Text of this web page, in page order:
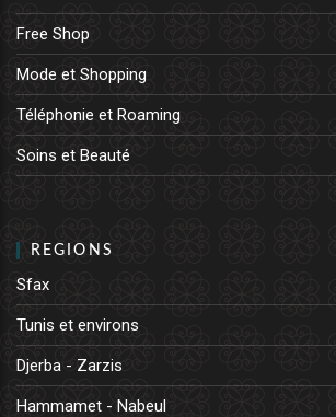
Free Shop
Mode et Shopping
Téléphonie et Roaming
Soins et Beauté
REGIONS
Sfax
Tunis et environs
Djerba - Zarzis
Hammamet - Nabeul